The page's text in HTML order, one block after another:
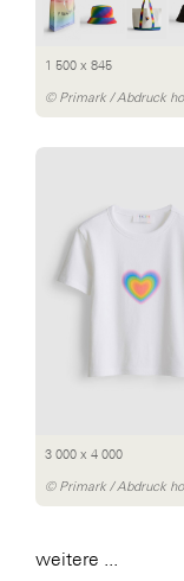
1 500 x 845
© Primark / Abdruck
3 000 x 4 000
© Primark / Abdruck
weitere ...